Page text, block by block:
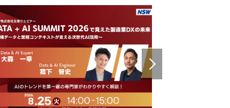
ータヘルプデスクキッティング